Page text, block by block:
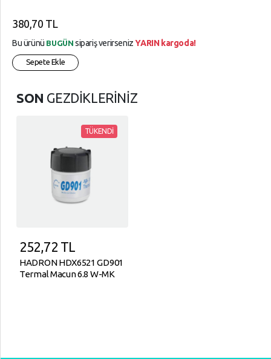
380,70 TL
Bu ürünü BUGÜN sipariş verirsenizYARIN kargoda!
Sepete Ekle
SON GEZDİKLERİNİZ
TÜKENDİ
252,72 TL
HADRON HDX6521 GD901
Termal Macun 6.8 W-MK